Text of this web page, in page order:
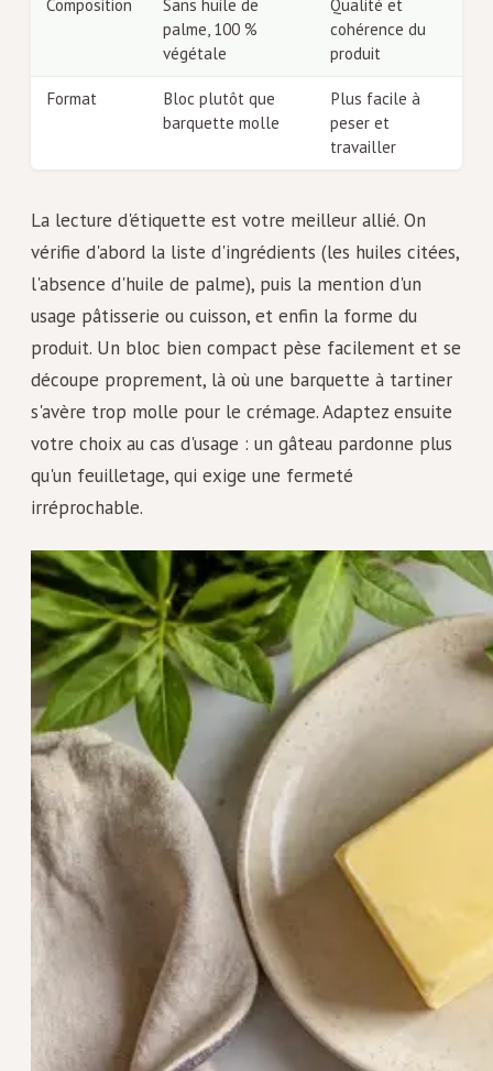
Composition
Sans huile de
palme, 100 %
végétale
Qualité et
cohérence du
produit
Format
Bloc plutôt que
barquette molle
Plus facile à
peser et
travailler
La lecture d'étiquette est votre meilleur allié. On
vérifie d'abord la liste d'ingrédients (les huiles citées,
l'absence d'huile de palme), puis la mention d'un
usage pâtisserie ou cuisson, et enfin la forme du
produit. Un bloc bien compact pèse facilement et se
découpe proprement, là où une barquette à tartiner
s'avère trop molle pour le crémage. Adaptez ensuite
votre choix au cas d'usage : un gâteau pardonne plus
qu'un feuilletage, qui exige une fermeté
irréprochable.